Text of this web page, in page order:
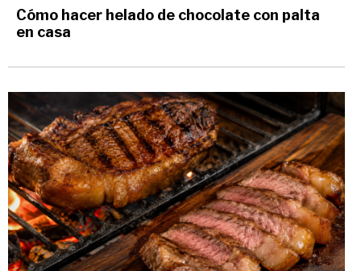
Cómo hacer helado de chocolate con palta
en casa